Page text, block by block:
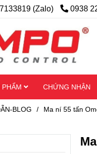
(Zalo) 0938
PHẨM CHỨNG NHẬN
BLOG / Ma ní 55 tấn